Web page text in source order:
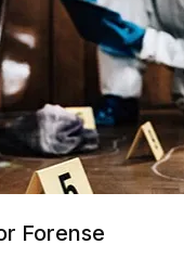
Forense